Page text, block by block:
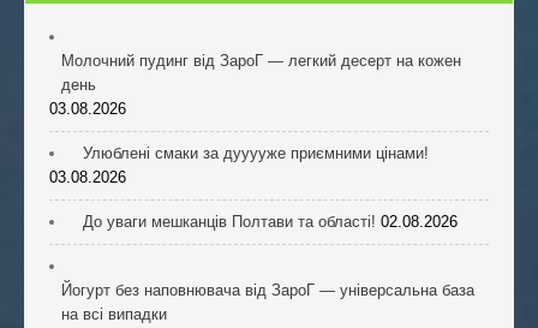
Молочний пудинг від ЗароГ — легкий десерт на кожен
день
03.08.2026
Улюблені смаки за дууууже приємними цінами!
03.08.2026
До уваги мешканців Полтави та області! 02.08.2026
Йогурт без наповнювача від ЗароГ — універсальна база
на всі випадки